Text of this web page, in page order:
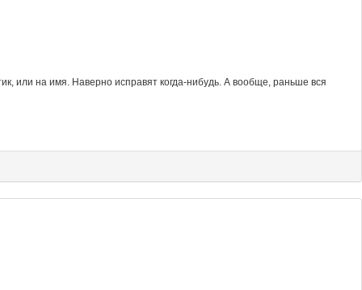
или на имя. Наверно исправят когда-нибудь. А вообще, раньше вся